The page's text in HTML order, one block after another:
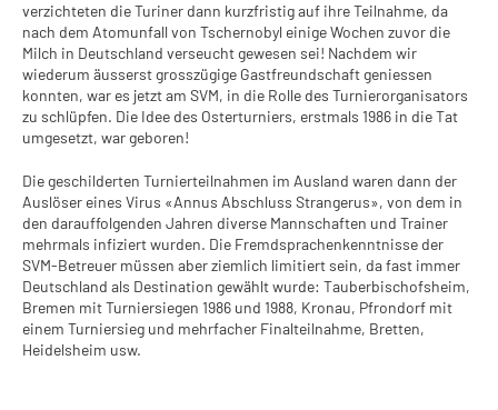
verzichteten die Turiner dann kurzfristig auf ihre Teilnahme, da
nach dem Atomunfall von Tschernobyl einige Wochen zuvor die
Milch in Deutschland verseucht gewesen sei! Nachdem wir
wiederum äusserst grosszügige Gastfreundschaft geniessen
konnten, war es jetzt am SVM, in die Rolle des Turnierorganisators
zu schlüpfen. Die Idee des Osterturniers, erstmals 1986 in die Tat
umgesetzt, war geboren!
Die geschilderten Turnierteilnahmen im Ausland waren dann der
Auslöser eines Virus «Annus Abschluss Strangerus», von dem in
den darauffolgenden Jahren diverse Mannschaften und Trainer
mehrmals infiziert wurden. Die Fremdsprachenkenntnisse der
SVM-Betreuer müssen aber ziemlich limitiert sein, da fast immer
Deutschland als Destination gewählt wurde: Tauberbischofsheim,
Bremen mit Turniersiegen 1986 und 1988, Kronau, Pfrondorf mit
einem Turniersieg und mehrfacher Finalteilnahme, Bretten,
Heidelsheim usw.